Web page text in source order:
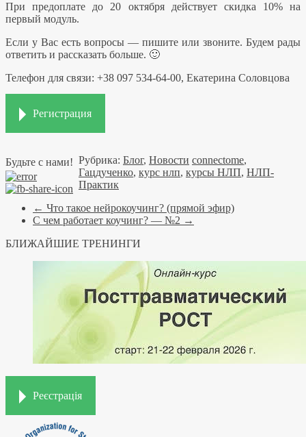
При предоплате до 20 октября действует скидка 10% на
первый модуль.
Если у Вас есть вопросы — пишите или звоните. Будем рады
ответить и рассказать больше. 🙂
Телефон для связи: +38 097 534-64-00, Екатерина Соловцова
Регистрация
Будьте с нами! Рубрика: Блог, Новости connectome,
Гацдученко, курс нлп, курсы НЛП, НЛП-
Практик
← Что такое нейрокоучинг? (прямой эфир)
С чем работает коучинг? — №2 →
БЛИЖАЙШИЕ ТРЕНИНГИ
Реєстрація